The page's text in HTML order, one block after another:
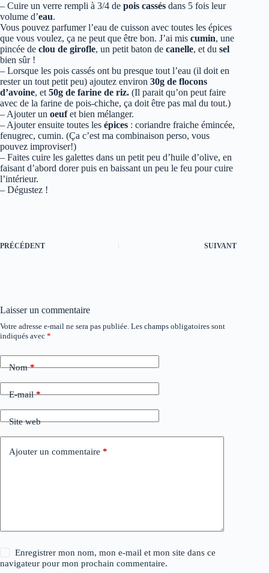
– Cuire un verre rempli à 3/4 de pois cassés dans 5 fois leur
volume d’eau.
Vous pouvez parfumer l’eau de cuisson avec toutes les épices
que vous voulez, ça ne peut que être bon. J’ai mis cumin, une
pincée de clou de girofle, un petit baton de canelle, et du sel
bien sûr !
– Lorsque les pois cassés ont bu presque tout l’eau (il doit en
rester un tout petit peu) ajoutez environ 30g de flocons
d’avoine, et 50g de farine de riz. (Il parait qu’on peut faire
avec de la farine de pois-chiche, ça doit être pas mal du tout.)
– Ajouter un oeufet bien mélanger.
– Ajouter ensuite toutes les épices : coriandre fraiche émincée,
fenugrec, cumin. (Ça c’est ma combinaison perso, vous
pouvez improviser!)
– Faites cuire les galettes dans un petit peu d’huile d’olive, en
faisant d’abord dorer puis en baissant un peu le feu pour cuire
l’intérieur.
– Dégustez !
PRÉCÉDENT SUIVANT
Laisser un commentaire
Votre adresse e-mail ne sera pas publiée. Les champs obligatoires sont
indiqués avec *
Nom*
E-mail*
Site web
Ajouter un commentaire *
Enregistrer mon nom, mon e-mail et mon site dans ce
navigateur pour mon prochain commentaire.
A
l
r
n
a
v
e